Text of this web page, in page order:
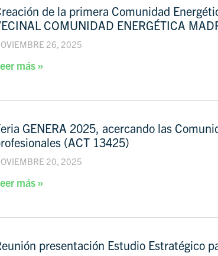
de la primera Comunidad
COMUNIDAD ENERGÉTICA
26, 2025
más »
GENERA 2025, acercando las
(ACT 13425)
20, 2025
más »
presentación Estudio Estratégico